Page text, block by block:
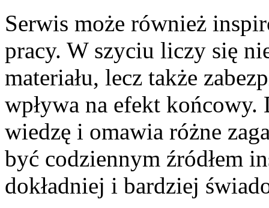
Serwis może również
pracy. W szyciu liczy się
materiału, lecz także
wpływa na efekt
wiedzę i omawia różne
być codziennym źródłem
dokładniej i bardziej